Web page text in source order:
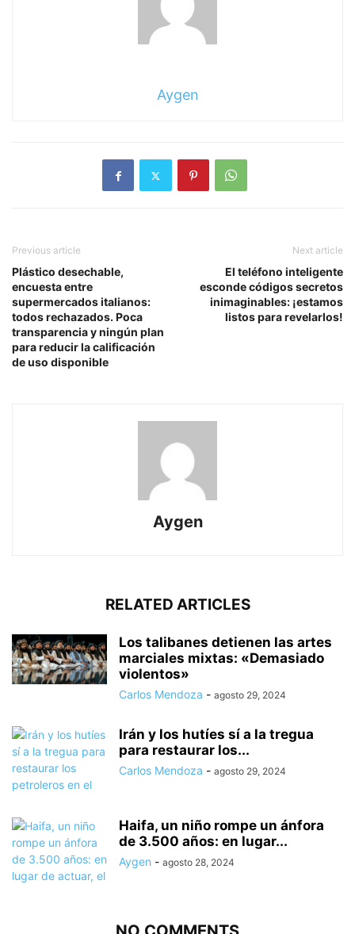
Aygen
Previous article
Plástico desechable,
encuesta entre
supermercados italianos:
todos rechazados. Poca
transparencia y ningún plan
para reducir la calificación
de uso disponible
Next article
El teléfono inteligente
esconde códigos secretos
inimaginables: ¡estamos
listos para revelarlos!
Aygen
RELATED ARTICLES
Los talibanes detienen las artes
marciales mixtas: «Demasiado
violentos»
Carlos Mendoza - agosto 29, 2024
Irán y los hutíes sí a la tregua
para restaurar los...
Carlos Mendoza - agosto 29, 2024
Haifa, un niño rompe un ánfora
de 3.500 años: en lugar...
Aygen - agosto 28, 2024